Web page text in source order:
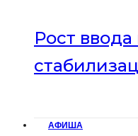
Рост
АФИША